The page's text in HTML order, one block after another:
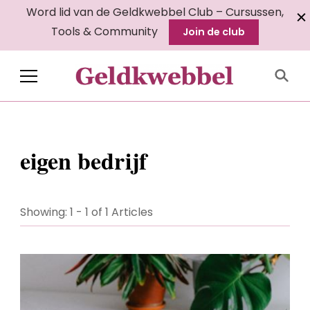
Word lid van de Geldkwebbel Club – Cursussen,
Tools & Community
Join de club
Geldkwebbel
eigen bedrijf
Showing: 1 - 1 of 1 Articles